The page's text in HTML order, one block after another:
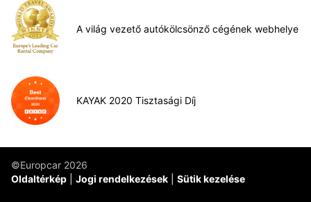
A világ vezető autókölcsönző cégének webhelye
KAYAK 2020 Tisztasági Díj
©Europcar 2026
Oldaltérkép
Jogi rendelkezések Sütik kezelése